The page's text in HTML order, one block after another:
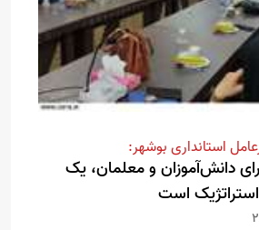
استانداری بوشهر:
دانش‌آموزان و معلمان، یک
است